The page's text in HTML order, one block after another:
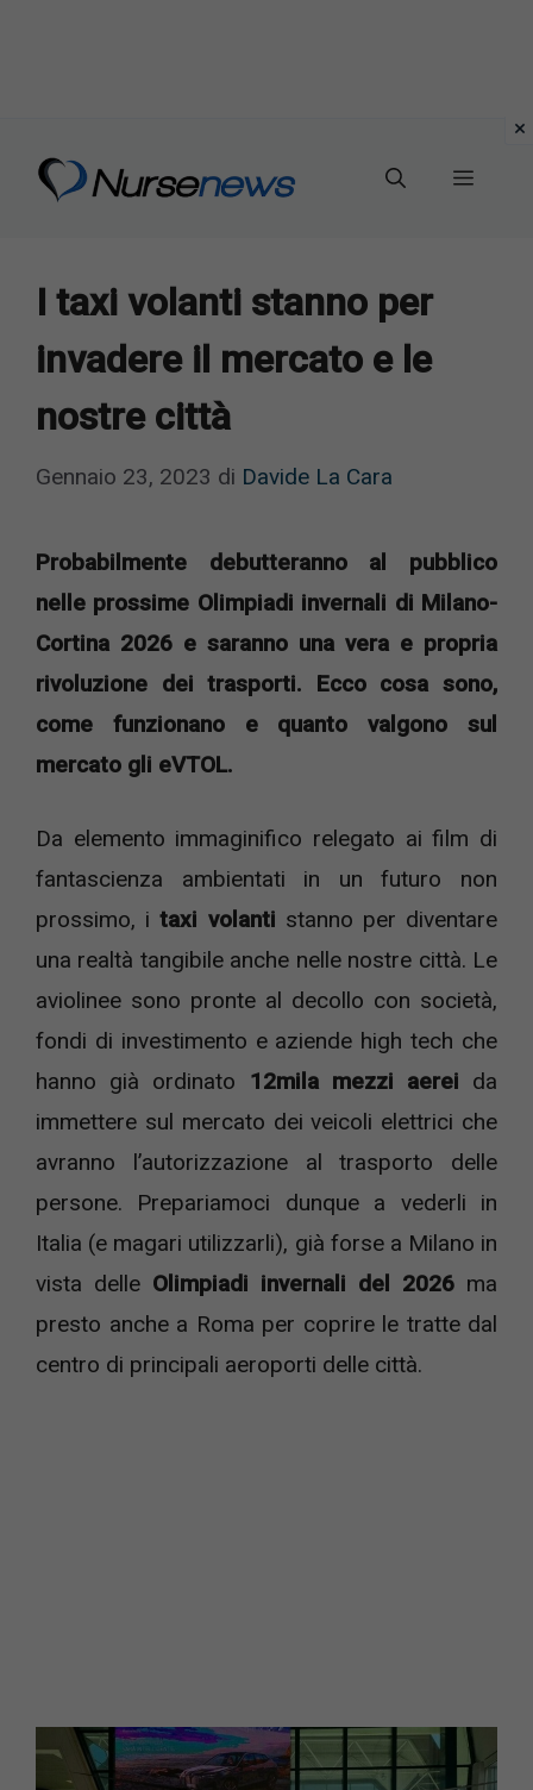
Menu
I taxi volanti stanno per
invadere il mercato e le
nostre città
Gennaio 23, 2023 di Davide La Cara
Probabilmente debutteranno al pubblico
nelle prossime Olimpiadi invernali di Milano-
Cortina 2026 e saranno una vera e propria
rivoluzione dei trasporti. Ecco cosa sono,
come funzionano e quanto valgono sul
mercato gli eVTOL.
Da elemento immaginifico relegato ai film di
fantascienza ambientati in un futuro non
prossimo, itaxi volanti stanno per diventare
una realtà tangibile anche nelle nostre città. Le
aviolinee sono pronte al decollo con società,
fondi di investimento e aziende high tech che
hanno già ordinato 12mila mezzi aerei da
immettere sul mercato dei veicoli elettrici che
avranno l’autorizzazione al trasporto delle
persone. Prepariamoci dunque a vederli in
Italia (e magari utilizzarli), già forse a Milano in
vista delle Olimpiadi invernali del 2026 ma
presto anche a Roma per coprire le tratte dal
centro di principali aeroporti delle città.